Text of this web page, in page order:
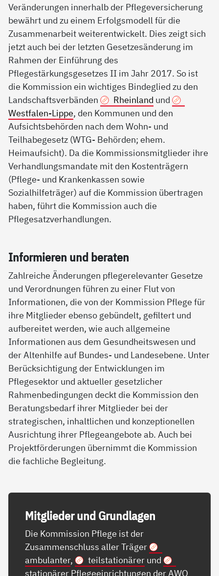
Veränderungen innerhalb der Pflegeversicherung
bewährt und zu einem Erfolgsmodell für die
Zusammenarbeit weiterentwickelt. Dies zeigt sich
jetzt auch bei der letzten Gesetzesänderung im
Rahmen der Einführung des
Pflegestärkungsgesetzes II im Jahr 2017. So ist
die Kommission ein wichtiges Bindeglied zu den
Landschaftsverbänden
Rheinland und
Westfalen-Lippe, den Kommunen und den
Aufsichtsbehörden nach dem Wohn- und
Teilhabegesetz (WTG- Behörden; ehem.
Heimaufsicht). Da die Kommissionsmitglieder ihre
Verhandlungsmandate mit den Kostenträgern
(Pflege- und Krankenkassen sowie
Sozialhilfeträger) auf die Kommission übertragen
haben, führt die Kommission auch die
Pflegesatzverhandlungen.
In­for­mie­ren und be­ra­ten
Zahlreiche Änderungen pflegerelevanter Gesetze
und Verordnungen führen zu einer Flut von
Informationen, die von der Kommission Pflege für
ihre Mitglieder ebenso gebündelt, gefiltert und
aufbereitet werden, wie auch allgemeine
Informationen aus dem Gesundheitswesen und
der Altenhilfe auf Bundes- und Landesebene. Unter
Berücksichtigung der Entwicklungen im
Pflegesektor und aktueller gesetzlicher
Rahmenbedingungen deckt die Kommission den
Beratungsbedarf ihrer Mitglieder bei der
strategischen, inhaltlichen und konzeptionellen
Ausrichtung ihrer Pflegeangebote ab. Auch bei
Projektförderungen übernimmt die Kommission
die fachliche Begleitung.
Mit­g­lie­der und Grund­la­gen
Die Kommission Pflege ist der
Zusammenschluss aller Träger
ambulanter, teilstationärerund
stationärer Pflegeeinrichtungen der AWO